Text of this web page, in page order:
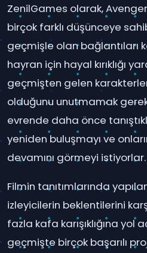
ZenilGames olarak,
birçok farklı düşünceye
geçmişle olan bağlantıları
hayran için hayal kırıklığı
geçmişten gelen
olduğunu unutmamak
evrende daha önce
yeniden buluşmayı ve
devamını görmeyi istiyorlar.
Filmin tanıtımlarında
izleyicilerin beklentilerini
fazla kafa karışıklığına yol
geçmişte birçok başarılı